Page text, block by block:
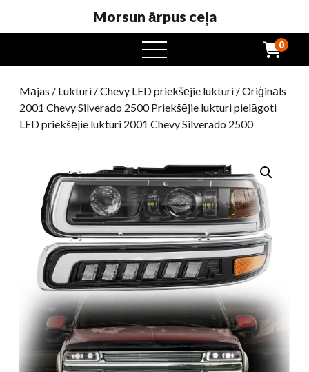
Morsun ārpus ceļa
atvērta
ēdienkarte
0
Mājas / Lukturi /Chevy LED priekšējie lukturi / Oriģināls
2001 Chevy Silverado 2500 Priekšējie lukturi pielāgoti
LED priekšējie lukturi 2001 Chevy Silverado 2500